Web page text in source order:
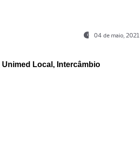
04 de maio, 2021
Unimed Local, Intercâmbio